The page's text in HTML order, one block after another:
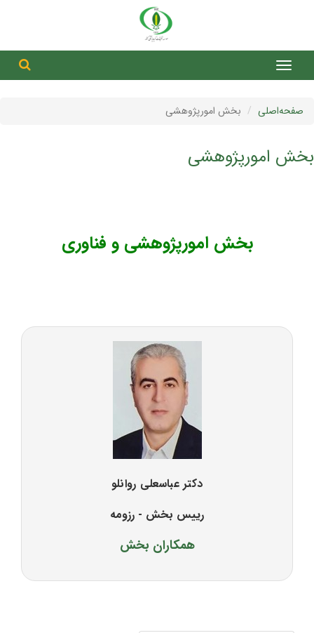
صفحه‌اصلی بخش امورپژوهشی
بخش امورپژوهشی
بخش امورپژوهشی و فناوری
دکتر عباسعلی روانلو
رییس بخش - رزومه
همکاران بخش